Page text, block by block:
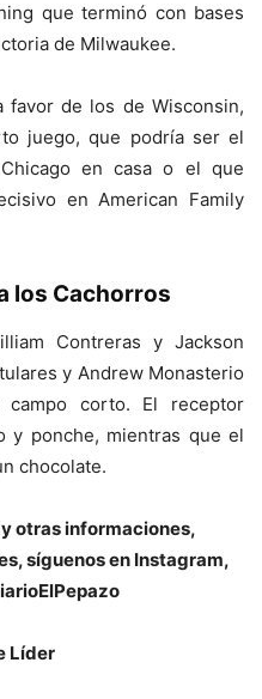
que terminó con bases
de Milwaukee.
favor de los de Wisconsin,
juego, que podría ser el
en casa o el que
en American Family
los Cachorros
Contreras y Jackson
y Andrew Monasterio
corto. El receptor
y ponche, mientras que el
chocolate.
otras informaciones,
síguenos en Instagram,
Líder